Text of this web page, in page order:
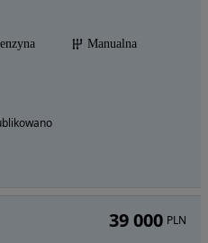
Manualna
39 000 PLN